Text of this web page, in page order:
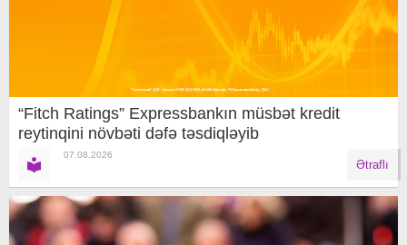
“Fitch Ratings” Expressbankın müsbət kredit
reytinqini növbəti dəfə təsdiqləyib
07.08.2026
Ətraflı